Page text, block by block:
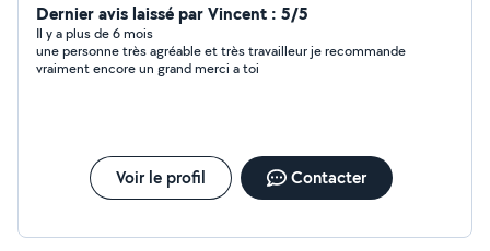
le jardin tondre la pelouse ou autre. A très vite
Dernier avis laissé par Vincent : 5/5
Il y a plus de 6 mois
une personne très agréable et très travailleur je recommande
vraiment encore un grand merci a toi
Voir le profil Contacter